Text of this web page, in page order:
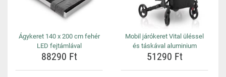
Ágykeret 140 x 200 cm fehér
LED fejtámlával
88290 Ft
Mobil járókeret Vital üléssel
és táskával aluminium
51290 Ft